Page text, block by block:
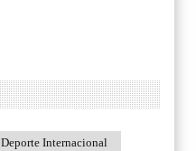
Deporte Internacional